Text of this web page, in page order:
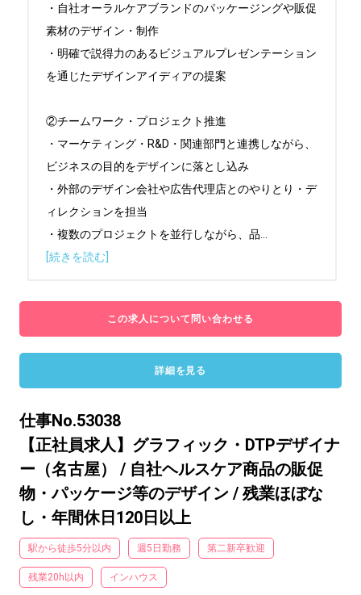
・自社オーラルケアブランドのパッケージングや販促
素材のデザイン・制作
・明確で説得力のあるビジュアルプレゼンテーション
を通じたデザインアイディアの提案
②チームワーク・プロジェクト推進
・マーケティング・R&D・関連部門と連携しながら、
ビジネスの目的をデザインに落とし込み
・外部のデザイン会社や広告代理店とのやりとり・デ
ィレクションを担当
・複数のプロジェクトを並行しながら、品
[続きを読む]
この求人について問い合わせる
詳細を見る
仕事No.53038
【正社員求人】グラフィック・DTPデザイナ
ー（名古屋） / 自社ヘルスケア商品の販促
物・パッケージ等のデザイン / 残業ほぼな
し・年間休日120日以上
駅から徒歩5分以内 週5日勤務 第二新卒歓迎
残業20h以内 インハウス